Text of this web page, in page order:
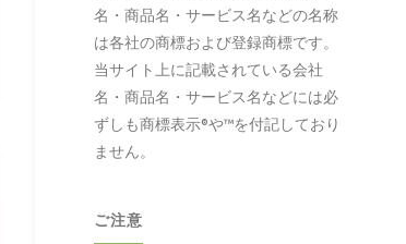
名・商品名・サービス名などの名称
は各社の商標および登録商標です。
当サイト上に記載されている会社
名・商品名・サービス名などには必
ずしも商標表示®や™を付記しており
ません。
ご注意